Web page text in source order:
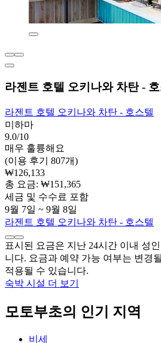
라젠트 호텔 오키나와 차탄 - 호
라젠트 호텔 오키나와 차탄 - 호스텔
미하마
9.0/10
매우 훌륭해요
(이용 후기 807개)
₩126,133
총 요금: ₩151,365
세금 및 수수료 포함
9월 7일 ~ 9월 8일
라젠트 호텔 오키나와 차탄 - 호스텔
표시된 요금은 지난 24시간 이내 성
니다. 요금과 예약 가능 여부는 변경
적용될 수 있습니다.
숙박 시설 더 보기
모토부초의 인기 지역
비세